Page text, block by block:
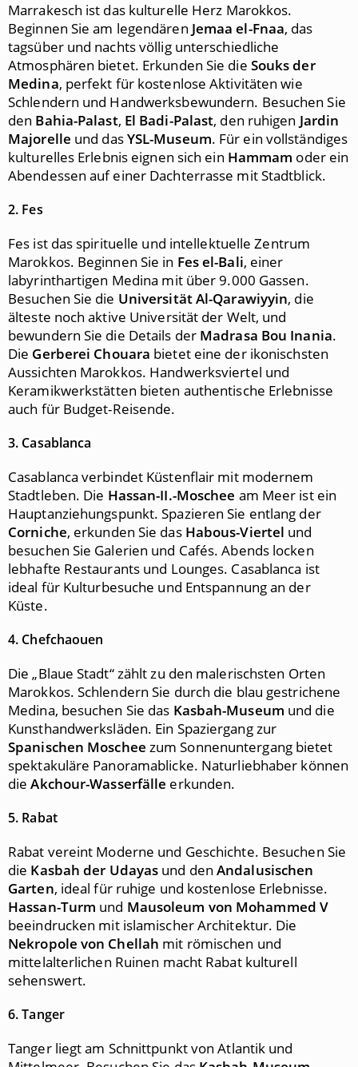
Marrakesch ist das kulturelle Herz Marokkos.
Beginnen Sie am legendären Jemaa el-Fnaa, das
tagsüber und nachts völlig unterschiedliche
Atmosphären bietet. Erkunden Sie die Souks der
Medina, perfekt für kostenlose Aktivitäten wie
Schlendern und Handwerksbewundern. Besuchen Sie
den Bahia-Palast, El Badi-Palast, den ruhigen Jardin
Majorelle und dasYSL-Museum. Für ein vollständiges
kulturelles Erlebnis eignen sich ein Hammam oder ein
Abendessen auf einer Dachterrasse mit Stadtblick.
2. Fes
Fes ist das spirituelle und intellektuelle Zentrum
Marokkos. Beginnen Sie in Fes el-Bali, einer
labyrinthartigen Medina mit über 9.000 Gassen.
Besuchen Sie die Universität Al-Qarawiyyin, die
älteste noch aktive Universität der Welt, und
bewundern Sie die Details der Madrasa Bou Inania.
Die Gerberei Chouara bietet eine der ikonischsten
Aussichten Marokkos. Handwerksviertel und
Keramikwerkstätten bieten authentische Erlebnisse
auch für Budget-Reisende.
3. Casablanca
Casablanca verbindet Küstenflair mit modernem
Stadtleben. Die Hassan-II.-Moschee am Meer ist ein
Hauptanziehungspunkt. Spazieren Sie entlang der
Corniche, erkunden Sie das Habous-Viertel und
besuchen Sie Galerien und Cafés. Abends locken
lebhafte Restaurants und Lounges. Casablanca ist
ideal für Kulturbesuche und Entspannung an der
Küste.
4. Chefchaouen
Die „Blaue Stadt“ zählt zu den malerischsten Orten
Marokkos. Schlendern Sie durch die blau gestrichene
Medina, besuchen Sie das Kasbah-Museum und die
Kunsthandwerksläden. Ein Spaziergang zur
Spanischen Moschee zum Sonnenuntergang bietet
spektakuläre Panoramablicke. Naturliebhaber können
dieAkchour-Wasserfälle erkunden.
5. Rabat
Rabat vereint Moderne und Geschichte. Besuchen Sie
die Kasbah der Udayas und denAndalusischen
Garten, ideal für ruhige und kostenlose Erlebnisse.
Hassan-Turm und Mausoleum von Mohammed V
beeindrucken mit islamischer Architektur. Die
Nekropole von Chellah mit römischen und
mittelalterlichen Ruinen macht Rabat kulturell
sehenswert.
6. Tanger
Tanger liegt am Schnittpunkt von Atlantik und